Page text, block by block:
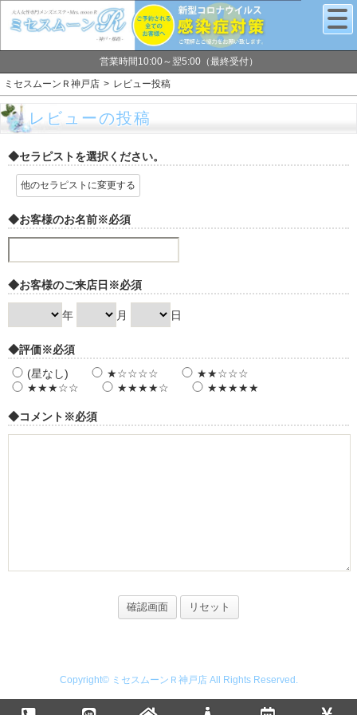
営業時間10:00～翌5:00（最終受付）
ミセスムーンＲ神戸店
レビュー投稿
レビューの投稿
◆セラピストを選択ください。
他のセラピストに変更する
◆お客様のお名前※必須
◆お客様のご来店日 ※必須
年 月 日
◆評価※必須
(星なし)
★☆☆☆☆
★★☆☆☆
★★★☆☆
★★★★☆ ★★★★★
◆コメント ※必須
Copyright© ミセスムーンＲ神戸店 All Rights Reserved.